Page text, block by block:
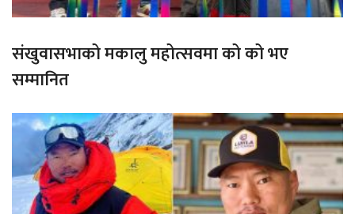
संखुवासभाको मकालु महोत्सवमा को को भए
सम्मानित